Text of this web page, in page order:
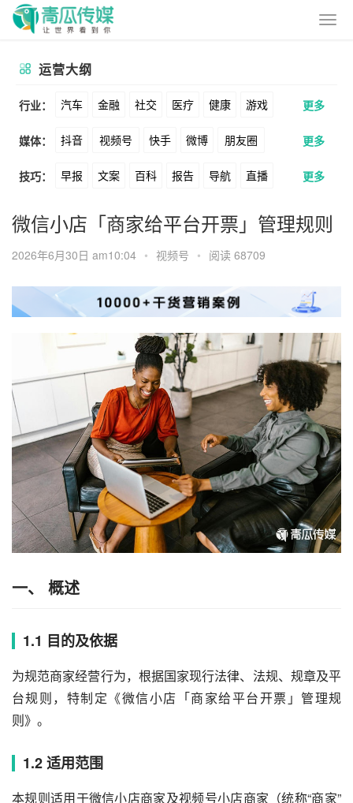
运营大纲
行业： 汽车 金融 社交 医疗 健康 游戏
动漫 美妆 美食 家装 教育 婚纱
酒旅 母婴 宠物 文娱 跨境 科技
广告 元宇宙 房地产
更多
媒体： 抖音 视频号 快手 微博 朋友圈
公众号 B站 小红书 头条 知乎
Soul 360 百度 搜狗 爱奇艺 美柚
美图 最右 神马 谷歌 Facebook
Tiktok YouTube Yahoo Bing
更多
技巧： 早报 文案 百科 报告 导航 直播
卖货 脚本 话术 电商 私域 社群
涨粉 广告 推广 方案 策划 案例
数据 拉新 活动 用户 海外
更多
微信小店「商家给平台开票」管理规则
2026年6月30日 am10:04 • 视频号 • 阅读 68709
一、 概述
1.1 目的及依据
为规范商家经营行为，根据国家现行法律、法规、规章及平
台规则，特制定《微信小店 「商家给平台开票」管理规
则》。
1.2 适用范围
本规则适用于微信小店商家及视频号小店商家（统称“商家”